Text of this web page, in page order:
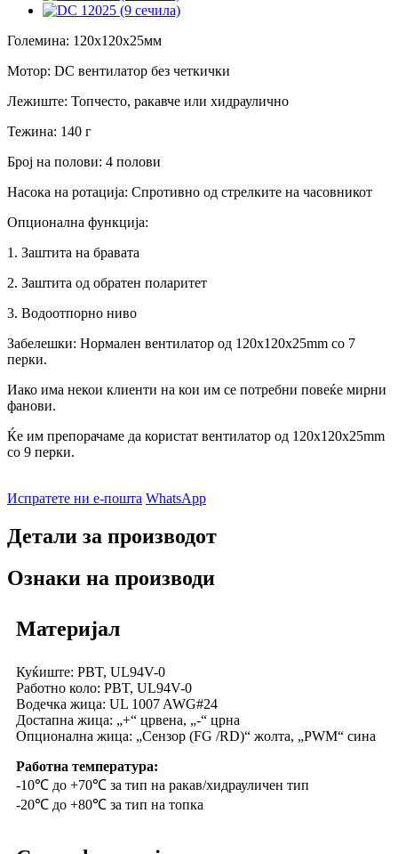
Големина: 120x120x25мм
Мотор: DC вентилатор без четкички
Лежиште: Топчесто, ракавче или хидраулично
Тежина: 140 г
Број на полови: 4 полови
Насока на ротација: Спротивно од стрелките на часовникот
Опционална функција:
1. Заштита на бравата
2. Заштита од обратен поларитет
3. Водоотпорно ниво
Забелешки: Нормален вентилатор од 120x120x25mm со 7
перки.
Иако има некои клиенти на кои им се потребни повеќе мирни
фанови.
Ќе им препорачаме да користат вентилатор од 120x120x25mm
со 9 перки.
Испратете ни е-пошта WhatsApp
Детали за производот
Ознаки на производи
Материјал
Куќиште: PBT, UL94V-0
Работно коло: PBT, UL94V-0
Водечка жица: UL 1007 AWG#24
Достапна жица: „+“ црвена, „-“ црна
Опционална жица: „Сензор (FG /RD)“ жолта, „PWM“ сина
Работна температура:
-10℃ до +70℃ за тип на ракав/хидрауличен тип
-20℃ до +80℃ за тип на топка